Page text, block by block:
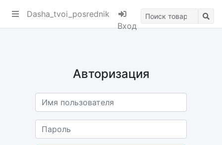
Dasha_tvoi_posrednik
Вход
Авторизация